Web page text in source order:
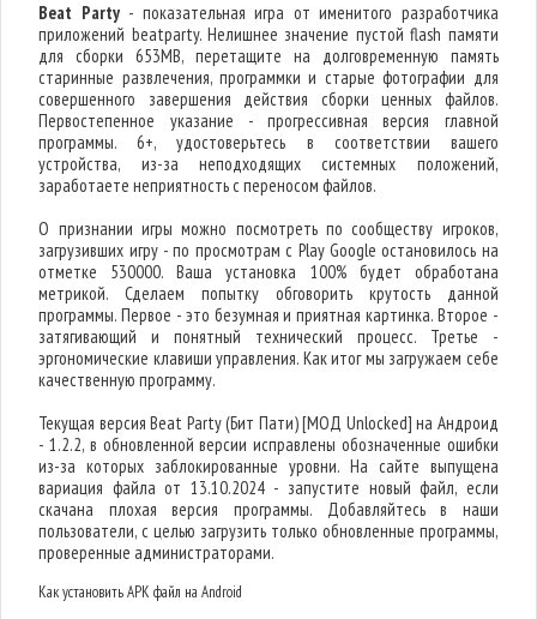
Beat Party- показательная игра от именитого разработчика
приложений beatparty. Нелишнее значение пустой flash памяти
для сборки 653MB, перетащите на долговременную память
старинные развлечения, программки и старые фотографии для
совершенного завершения действия сборки ценных файлов.
Первостепенное указание - прогрессивная версия главной
программы. 6+, удостоверьтесь в соответствии вашего
устройства, из-за неподходящих системных положений,
заработаете неприятность с переносом файлов.
О признании игры можно посмотреть по сообществу игроков,
загрузивших игру - по просмотрам с Play Google остановилось на
отметке 530000. Ваша установка 100% будет обработана
метрикой. Сделаем попытку обговорить крутость данной
программы. Первое - это безумная и приятная картинка. Второе -
затягивающий и понятный технический процесс. Третье -
эргономические клавиши управления. Как итог мы загружаем себе
качественную программу.
Текущая версия Beat Party (Бит Пати) [МОД Unlocked] на Андроид
- 1.2.2, в обновленной версии исправлены обозначенные ошибки
из-за которых заблокированные уровни. На сайте выпущена
вариация файла от 13.10.2024 - запустите новый файл, если
скачана плохая версия программы. Добавляйтесь в наши
пользователи, с целью загрузить только обновленные программы,
проверенные администраторами.
Как установить APK файл на Android